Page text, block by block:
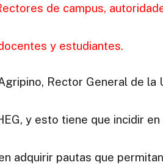
de campus,
y estudiantes.
Rector General de la
y esto tiene que incidir en
adquirir pautas que